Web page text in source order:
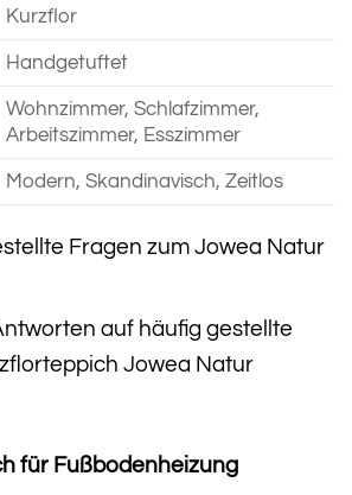
Kurzflor
Handgetuftet
Wohnzimmer, Schlafzimmer,
Arbeitszimmer, Esszimmer
Modern, Skandinavisch, Zeitlos
Fragen zum Jowea Natur
auf häufig gestellte
Jowea Natur
für Fußbodenheizung